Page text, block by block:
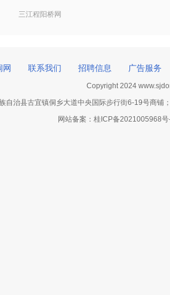
三江程阳桥网
网 联系我们 招聘信息 广告服务
Copyright 2024
自治县古宜镇侗乡大道中央国际步行街6-19号商
网站备案： 桂ICP备2021005968号